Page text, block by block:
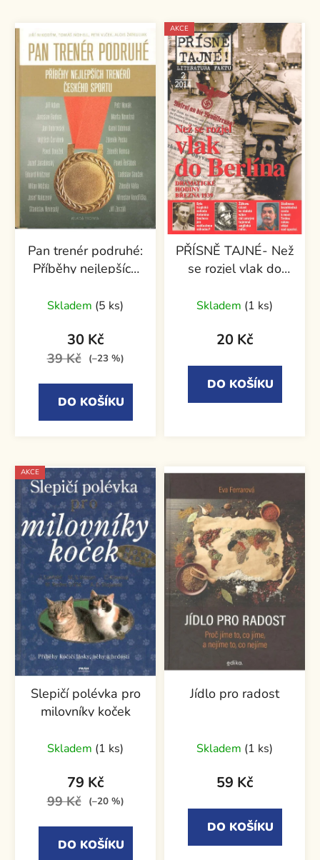
Pan trenér podruhé:
Příběhy nejlepších
sportu
Skladem (5 ks)
30 Kč
39 Kč (–23 %)
DO KOŠÍKU
AKCE
PŘÍSNĚ TAJNÉ- Než
se rozjel vlak do
Skladem (1 ks)
20 Kč
DO KOŠÍKU
AKCE
Slepičí polévka pro
milovníky koček
Skladem (1 ks)
79 Kč
99 Kč (–20 %)
DO KOŠÍKU
Jídlo pro radost
Skladem (1 ks)
59 Kč
DO KOŠÍKU